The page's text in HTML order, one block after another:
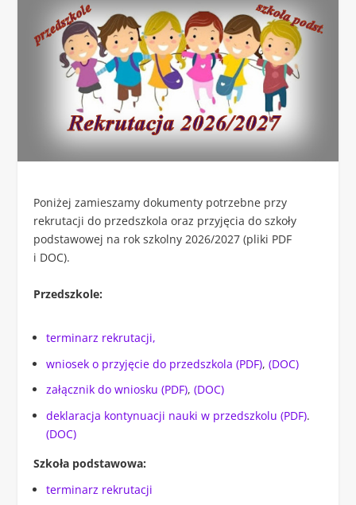
Poniżej zamieszamy dokumenty potrzebne przy
rekrutacji do przedszkola oraz przyjęcia do szkoły
podstawowej na rok szkolny 2026/2027 (pliki PDF
i DOC).
Przedszkole:
terminarz rekrutacji,
wniosek o przyjęcie do przedszkola (PDF),(DOC)
załącznik do wniosku (PDF),(DOC)
deklaracja kontynuacji nauki w przedszkolu (PDF).
(DOC)
Szkoła podstawowa:
terminarz rekrutacji